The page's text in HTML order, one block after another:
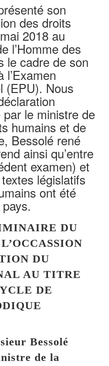
son
des droits
2018 au
l’Homme des
le cadre de son
l’Examen
(EPU). Nous
le ministre de
humains et de
Bessolé rené
ainsi qu’entre
examen) et
législatifs
ont été
DU
DU
AU TITRE
DE
Bessolé
de la